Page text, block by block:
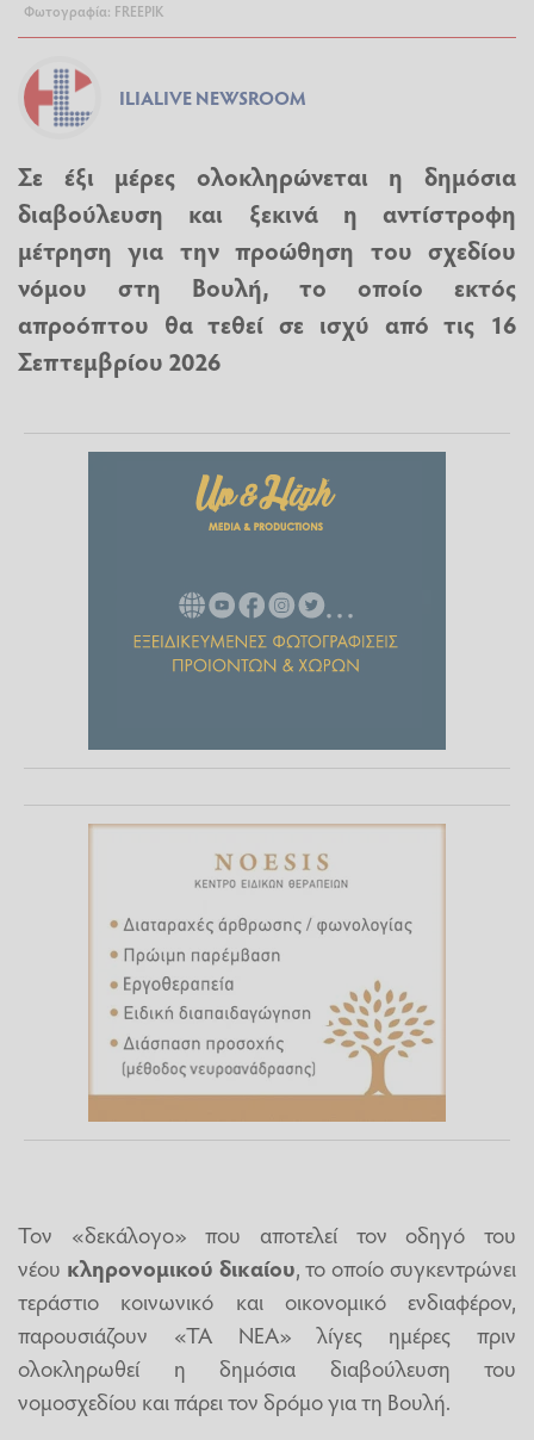
Φωτογραφία: FREEPIK
ILIALIVE NEWSROOM
Σε έξι μέρες ολοκληρώνεται η δημόσια
διαβούλευση και ξεκινά η αντίστροφη
μέτρηση για την προώθηση του σχεδίου
νόμου στη Βουλή, το οποίο εκτός
απροόπτου θα τεθεί σε ισχύ από τις 16
Σεπτεμβρίου 2026
Τον «δεκάλογο» που αποτελεί τον οδηγό του
νέου κληρονομικού δικαίου, το οποίο συγκεντρώνει
τεράστιο κοινωνικό και οικονομικό ενδιαφέρον,
παρουσιάζουν «ΤΑ ΝΕΑ» λίγες ημέρες πριν
ολοκληρωθεί η δημόσια διαβούλευση του
νομοσχεδίου και πάρει τον δρόμο για τη Βουλή.